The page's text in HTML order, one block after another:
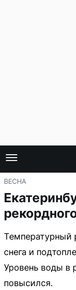
ВЕСНА
Температурный
снега и
Уровень воды в
повысился.